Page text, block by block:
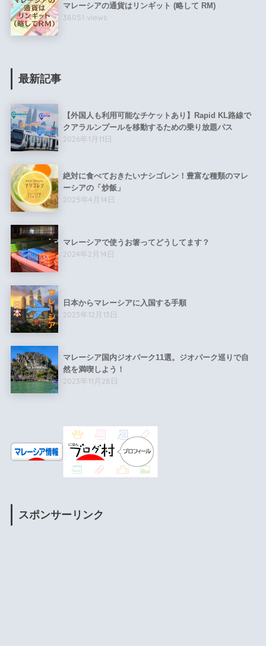
マレーシアの通貨はリンギット (略して RM)
38051 views
最新記事
【外国人も利用可能なチケットあり】Rapid KL路線で
クアラルンプールを移動するための乗り放題パス
2026年1月11日
絶対に食べておきたいナシゴレン！豊富な種類のマレ
ーシアの「炒飯」
2025年4月14日
マレーシアで使うお箸ってどうしてます？
2024年2月14日
日本からマレーシアに入国する手順
2023年12月13日
マレーシア国内ジオパーク11選。ジオパーク巡りで自
然を満喫しよう！
2023年11月28日
スポンサーリンク